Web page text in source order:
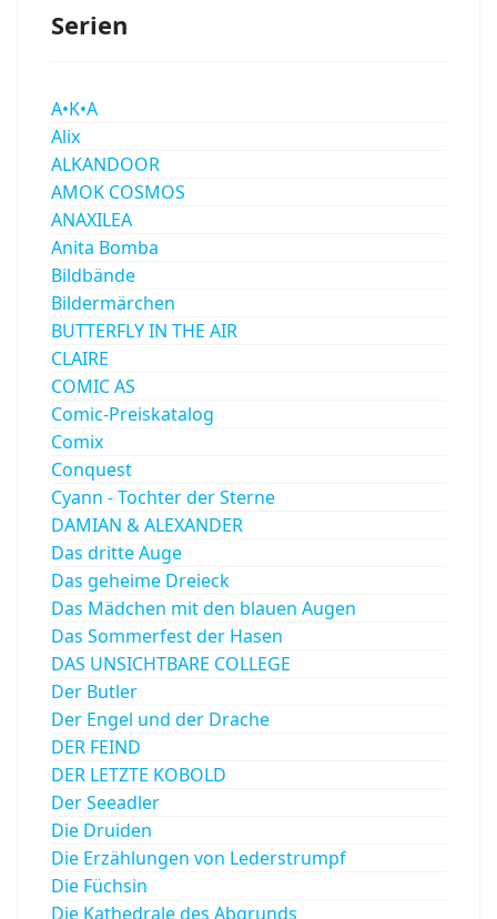
Serien
A•K•A
Alix
ALKANDOOR
AMOK COSMOS
ANAXILEA
Anita Bomba
Bildbände
Bildermärchen
BUTTERFLY IN THE AIR
CLAIRE
COMIC AS
Comic-Preiskatalog
Comix
Conquest
Cyann - Tochter der Sterne
DAMIAN & ALEXANDER
Das dritte Auge
Das geheime Dreieck
Das Mädchen mit den blauen Augen
Das Sommerfest der Hasen
DAS UNSICHTBARE COLLEGE
Der Butler
Der Engel und der Drache
DER FEIND
DER LETZTE KOBOLD
Der Seeadler
Die Druiden
Die Erzählungen von Lederstrumpf
Die Füchsin
Die Kathedrale des Abgrunds